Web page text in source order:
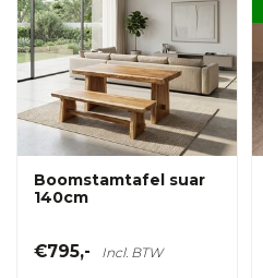
Boomstamtafel suar
140cm
€795,- Incl. BTW